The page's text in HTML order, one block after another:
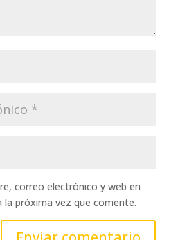
correo electrónico y web en
la próxima vez que comente.